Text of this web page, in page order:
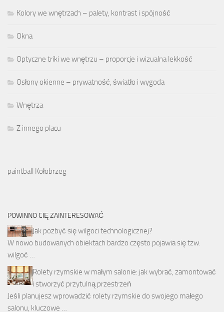
Kolory we wnętrzach – palety, kontrast i spójność
Okna
Optyczne triki we wnętrzu – proporcje i wizualna lekkość
Osłony okienne – prywatność, światło i wygoda
Wnętrza
Z innego placu
paintball Kołobrzeg
POWINNO CIĘ ZAINTERESOWAĆ
Jak pozbyć się wilgoci technologicznej?
W nowo budowanych obiektach bardzo często pojawia się tzw.
wilgoć …
Rolety rzymskie w małym salonie: jak wybrać, zamontować
i stworzyć przytulną przestrzeń
Jeśli planujesz wprowadzić rolety rzymskie do swojego małego
salonu, kluczowe …